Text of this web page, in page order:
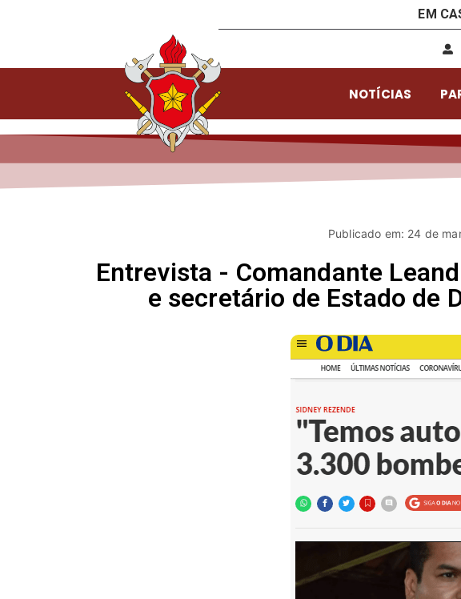
EM
NOTÍCIAS
Publicado em: 24 de
Entrevista - Comandante
e secretário de Estado de